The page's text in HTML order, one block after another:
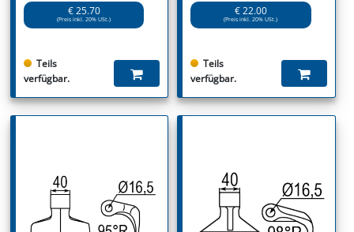
€ 25.70
(Preis inkl. 20% USt.)
Teils
verfügbar.
€ 22.00
(Preis inkl. 20% USt.)
Teils
verfügbar.